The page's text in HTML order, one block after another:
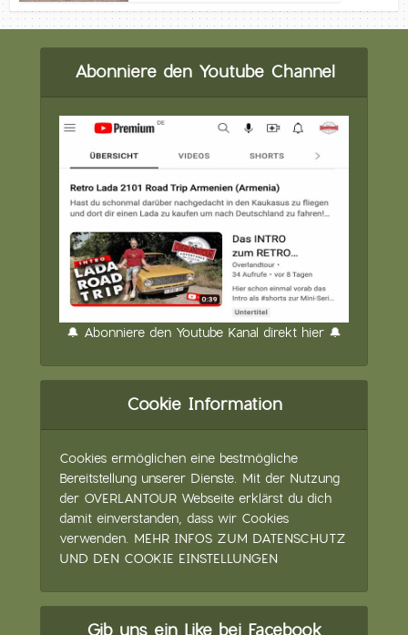
Abonniere den Youtube Channel
🔔 Abonniere den Youtube Kanal direkt hier 🔔
Cookie Information
Cookies ermöglichen eine bestmögliche
Bereitstellung unserer Dienste. Mit der Nutzung
der OVERLANTOUR Webseite erklärst du dich
damit einverstanden, dass wir Cookies
verwenden. MEHR INFOS ZUM DATENSCHUTZ
UND DEN COOKIE EINSTELLUNGEN
Gib uns ein Like bei Facebook